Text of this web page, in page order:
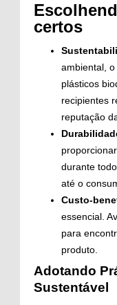
certos
ambiental,
plásticos
recipientes
reputação
durante
até o
Custo-
essencial.
para
produto.
Adotando
Sustentável